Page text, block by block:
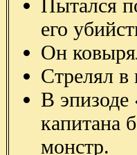
Пытался
его
Он
Стрелял в
В эпизоде
капитана
монстр.